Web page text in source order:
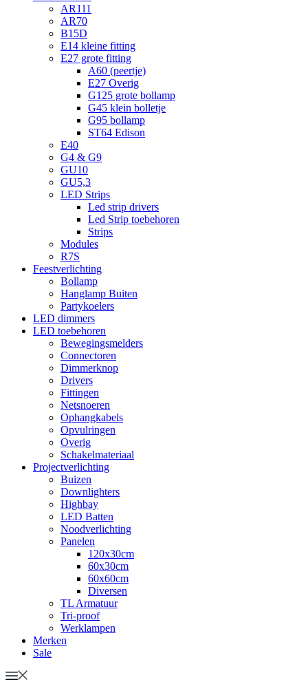
AR111
AR70
B15D
E14 kleine fitting
E27 grote fitting
A60 (peertje)
E27 Overig
G125 grote bollamp
G45 klein bolletje
G95 bollamp
ST64 Edison
E40
G4 & G9
GU10
GU5,3
LED Strips
Led strip drivers
Led Strip toebehoren
Strips
Modules
R7S
Feestverlichting
Bollamp
Hanglamp Buiten
Partykoelers
LED dimmers
LED toebehoren
Bewegingsmelders
Connectoren
Dimmerknop
Drivers
Fittingen
Netsnoeren
Ophangkabels
Opvulringen
Overig
Schakelmateriaal
Projectverlichting
Buizen
Downlighters
Highbay
LED Batten
Noodverlichting
Panelen
120x30cm
60x30cm
60x60cm
Diversen
TL Armatuur
Tri-proof
Werklampen
Merken
Sale